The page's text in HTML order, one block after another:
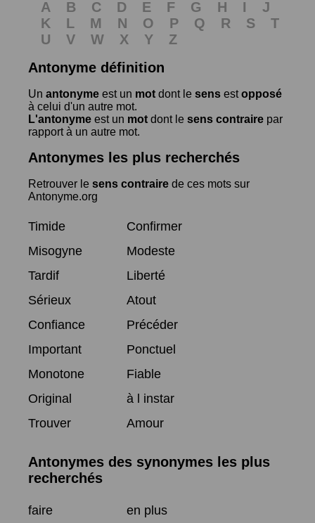
A B C D E F G H I
J
K
L M N O P Q R S
T
U
V W X Y
Z
Antonyme définition
Un antonyme est un mot dont le sens estopposé
à celui d'un autre mot.
L'antonyme est un mot dont le sens contraire par
rapport à un autre mot.
Antonymes les plus recherchés
Retrouver le sens contraire de ces mots sur
Antonyme.org
Timide
Confirmer
Misogyne
Modeste
Tardif
Liberté
Sérieux
Atout
Confiance
Précéder
Important
Ponctuel
Monotone
Fiable
Original
à l instar
Trouver
Amour
Antonymes des synonymes les plus
recherchés
faire
en plus